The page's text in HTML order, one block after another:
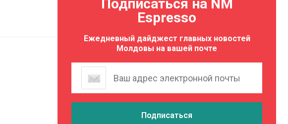
Подписаться на NM
Espresso
Ежедневный дайджест главных новостей
Молдовы на вашей почте